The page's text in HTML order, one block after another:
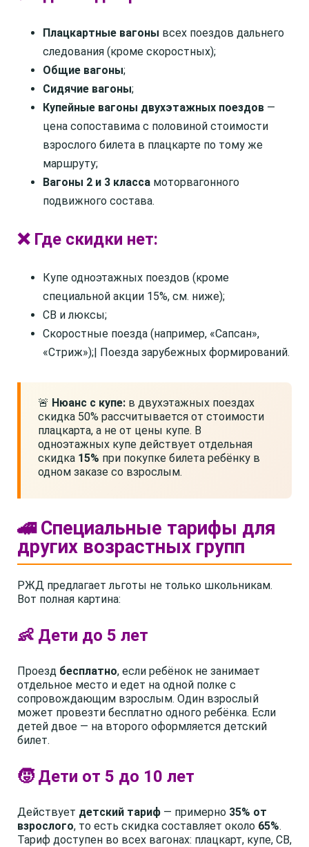
Плацкартные вагоны всех поездов дальнего
следования (кроме скоростных);
Общие вагоны;
Сидячие вагоны;
Купейные вагоны двухэтажных поездов —
цена сопоставима с половиной стоимости
взрослого билета в плацкарте по тому же
маршруту;
Вагоны 2 и 3 класса моторвагонного
подвижного состава.
❌ Где скидки нет:
Купе одноэтажных поездов (кроме
специальной акции 15%, см. ниже);
СВ и люксы;
Скоростные поезда (например, «Сапсан»,
«Стриж»);| Поезда зарубежных формирований.
🚨 Нюанс с купе: в двухэтажных поездах
скидка 50% рассчитывается от стоимости
плацкарта, а не от цены купе. В
одноэтажных купе действует отдельная
скидка 15% при покупке билета ребёнку в
одном заказе со взрослым.
🚄 Специальные тарифы для
других возрастных групп
РЖД предлагает льготы не только школьникам.
Вот полная картина:
👶 Дети до 5 лет
Проезд бесплатно, если ребёнок не занимает
отдельное место и едет на одной полке с
сопровождающим взрослым. Один взрослый
может провезти бесплатно одного ребёнка. Если
детей двое — на второго оформляется детский
билет.
🧒 Дети от 5 до 10 лет
Действует детский тариф — примерно 35% от
взрослого, то есть скидка составляет около 65%.
Тариф доступен во всех вагонах: плацкарт, купе, СВ,